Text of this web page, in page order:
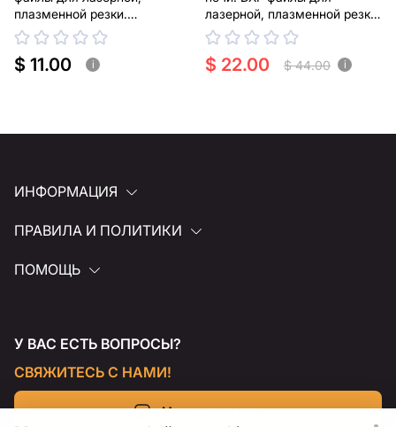
плазменной резки.
Переносная дровяная турбо
печь
$ 11.00 i
лазерной, плазменной резки.
Туристические дровяные
турбо печи
$ 22.00 $ 44.00 i
ИНФОРМАЦИЯ
ПРАВИЛА И ПОЛИТИКИ
ПОМОЩЬ
У ВАС ЕСТЬ ВОПРОСЫ?
СВЯЖИТЕСЬ С НАМИ!
Напишите нам